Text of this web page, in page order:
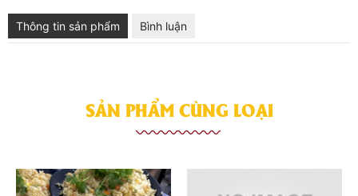
Thông tin sản phẩm Bình luận
SẢN PHẨM CÙNG LOẠI